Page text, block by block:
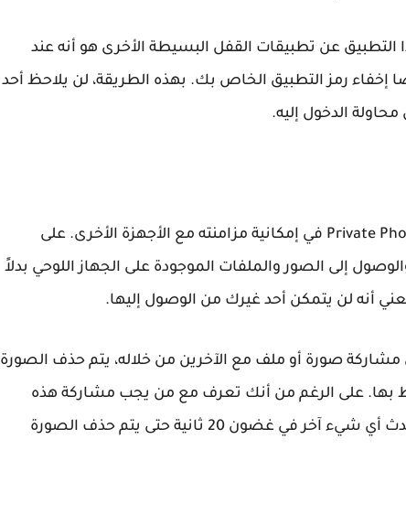
التطبيق عن تطبيقات القفل البسيطة الأخرى هو أنه عند
إخفاء رمز التطبيق الخاص بك. بهذه الطريقة، لن يلاحظ أحد
الدخول إليه.
تتمثل إحدى الميزات الرائعة لـ Private Photo Vault - Keepsafe في إمكانية مزامنته مع الأجهزة الأخرى. على
إلى الصور والملفات الموجودة على الجهاز اللوحي بدلاً
أنه لن يتمكن أحد غيرك من الوصول إليها.
مشاركة صورة أو ملف مع الآخرين من خلاله، يتم حذف الصورة
بها. على الرغم من أنك تعرف مع من يجب مشاركة هذه
الملفات، حتى إذا حدث خطأ ما، يجب أن تأمل ألا يحدث أي شيء آخر في غضون 20 ثانية حتى يتم حذف الصورة